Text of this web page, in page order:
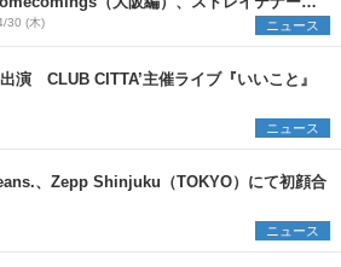
）を発表
30 (木) ニュース
演 CLUB CITTA’主催ライブ『いいこと』
ニュース
、Zepp Shinjuku（TOKYO）にて初顔合
ニュース